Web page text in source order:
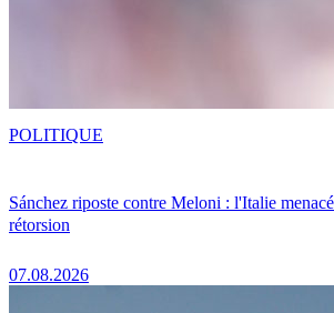
Sánchez riposte contre Meloni : l'Italie
rétorsion
07.08.2026
POLITIQUE